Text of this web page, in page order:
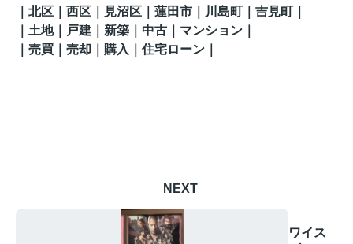
北区 ｜西区｜見沼区 ｜蓮田市 ｜川島町 ｜吉見町
｜土地｜戸建｜新築｜中古｜マンション｜
｜売買｜売却｜購入｜住宅ローン｜
NEXT
ワイス